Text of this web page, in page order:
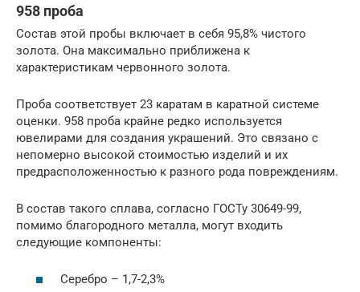
958 проба
Состав этой пробы включает в себя 95,8% чистого
золота. Она максимально приближена к
характеристикам червонного золота.
Проба соответствует 23 каратам в каратной системе
оценки. 958 проба крайне редко используется
ювелирами для создания украшений. Это связано с
непомерно высокой стоимостью изделий и их
предрасположенностью к разного рода повреждениям.
В состав такого сплава, согласно ГОСТу 30649-99,
помимо благородного металла, могут входить
следующие компоненты:
Серебро – 1,7-2,3%